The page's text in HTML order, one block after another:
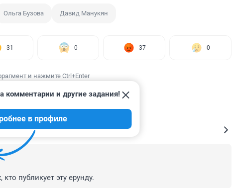
Ольга Бузова Давид Манукян
31 0 37 0
и нажмите Ctrl+Enter
комментарии и другие задания!
в профиле
публикует эту ерунду.